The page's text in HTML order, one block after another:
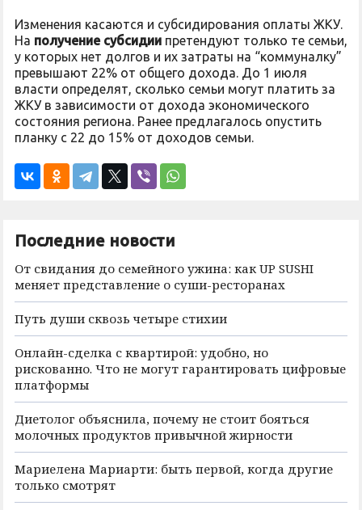
Изменения касаются и субсидирования оплаты ЖКУ.
На получение субсидии претендуют только те семьи,
у которых нет долгов и их затраты на “коммуналку”
превышают 22% от общего дохода. До 1 июля
власти определят, сколько семьи могут платить за
ЖКУ в зависимости от дохода экономического
состояния региона. Ранее предлагалось опустить
планку с 22 до 15% от доходов семьи.
Последние новости
От свидания до семейного ужина: как UP SUSHI
меняет представление о суши-ресторанах
Путь души сквозь четыре стихии
Онлайн-сделка с квартирой: удобно, но
рискованно. Что не могут гарантировать цифровые
платформы
Диетолог объяснила, почему не стоит бояться
молочных продуктов привычной жирности
Мариелена Мариарти: быть первой, когда другие
только смотрят